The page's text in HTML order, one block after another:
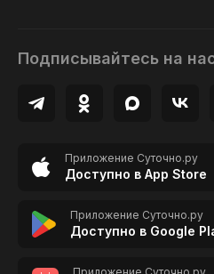
Подписывайтесь на
Приложение Суточно.ру
Доступно в App Store
Приложение Суточно.ру
Доступно в Google